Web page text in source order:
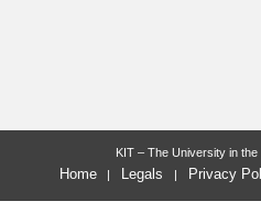
KIT – The University in
Home Legals Privacy